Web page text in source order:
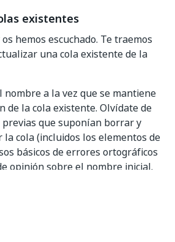
existentes
hemos escuchado. Te traemos
una cola existente de la
nombre a la vez que se mantiene
de la cola existente. Olvídate de
que suponían borrar y
la cola (incluidos los elementos de
básicos de errores ortográficos
opinión sobre el nombre inicial.